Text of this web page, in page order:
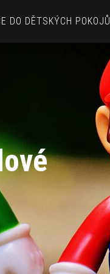
DO DĚTSKÝCH POKOJŮ